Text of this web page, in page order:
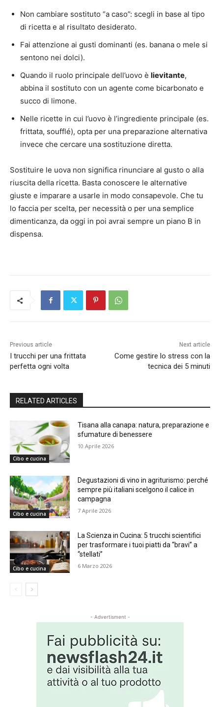
Non cambiare sostituto “a caso”: scegli in base al tipo
di ricetta e al risultato desiderato.
Fai attenzione ai gusti dominanti (es. banana o mele si
sentono nei dolci).
Quando il ruolo principale dell’uovo è lievitante,
abbina il sostituto con un agente come bicarbonato e
succo di limone.
Nelle ricette in cui l’uovo è l’ingrediente principale (es.
frittata, soufflé), opta per una preparazione alternativa
invece che cercare una sostituzione diretta.
Sostituire le uova non significa rinunciare al gusto o alla
riuscita della ricetta. Basta conoscere le alternative
giuste e imparare a usarle in modo consapevole. Che tu
lo faccia per scelta, per necessità o per una semplice
dimenticanza, da oggi in poi avrai sempre un piano B in
dispensa.
Previous article
I trucchi per una frittata
perfetta ogni volta
Next article
Come gestire lo stress con la
tecnica dei 5 minuti
RELATED ARTICLES
Cibo e cucina
Tisana alla canapa: natura, preparazione e
sfumature di benessere
10 Aprile 2026
Cibo e cucina
Degustazioni di vino in agriturismo: perché
sempre più italiani scelgono il calice in
campagna
7 Aprile 2026
Cibo e cucina
La Scienza in Cucina: 5 trucchi scientifici
per trasformare i tuoi piatti da “bravi” a
“stellati”
6 Marzo 2026
- Advertisment -